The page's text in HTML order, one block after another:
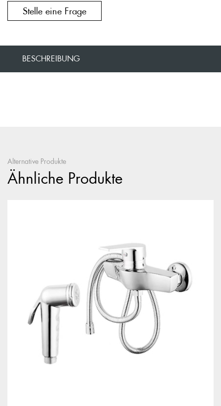
Stelle eine Frage
BESCHREIBUNG
Alternative Produkte
Ähnliche Produkte